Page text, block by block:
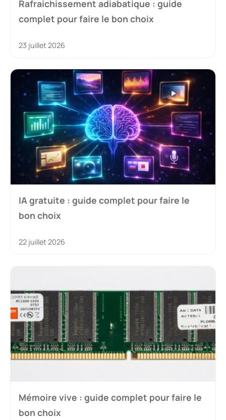
Rafraichissement adiabatique : guide
complet pour faire le bon choix
23 juillet 2026
IA gratuite : guide complet pour faire le
bon choix
22 juillet 2026
Mémoire vive : guide complet pour faire le
bon choix